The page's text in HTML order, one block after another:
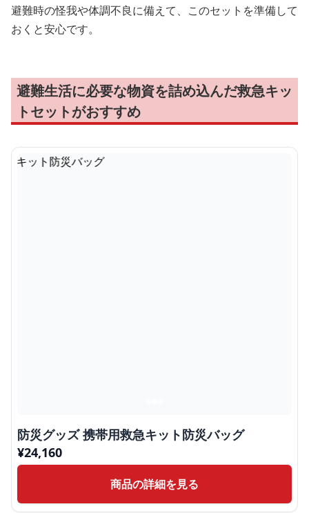
避難時の怪我や体調不良に備えて、このセットを準備して
おくと安心です。
避難生活に必要な物資を詰め込んだ救急キッ
トセットがおすすめ
防災グッズ 携帯用救急キット防災バッグ
¥24,160
商品の詳細を見る